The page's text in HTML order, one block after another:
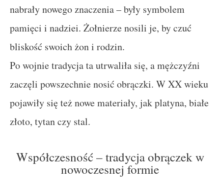
nabrały nowego znaczenia – były symbolem
pamięci i nadziei. Żołnierze nosili je, by czuć
bliskość swoich żon i rodzin.
Po wojnie tradycja ta utrwaliła się, a mężczyźni
zaczęli powszechnie nosić obrączki. W XX wieku
pojawiły się też nowe materiały, jak platyna, białe
złoto, tytan czy stal.
Współczesność – tradycja obrączek w
nowoczesnej formie